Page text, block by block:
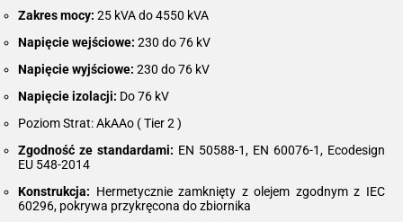
Zakres mocy: 25 kVA do 4550 kVA
Napięcie wejściowe: 230 do 76 kV
Napięcie wyjściowe: 230 do 76 kV
Napięcie izolacji: Do 76 kV
Poziom Strat: AkAAo ( Tier 2 )
Zgodność ze standardami: EN 50588-1, EN 60076-1, Ecodesign
EU 548-2014
Konstrukcja: Hermetycznie zamknięty z olejem zgodnym z IEC
60296, pokrywa przykręcona do zbiornika